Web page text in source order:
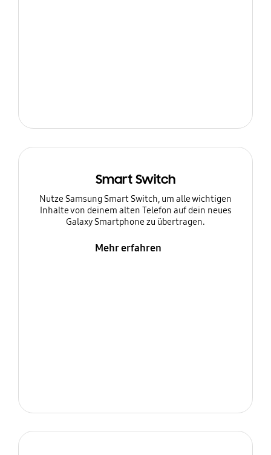
Smart Switch
Nutze Samsung Smart Switch, um alle wichtigen
Inhalte von deinem alten Telefon auf dein neues
Galaxy Smartphone zu übertragen.
Mehr erfahren